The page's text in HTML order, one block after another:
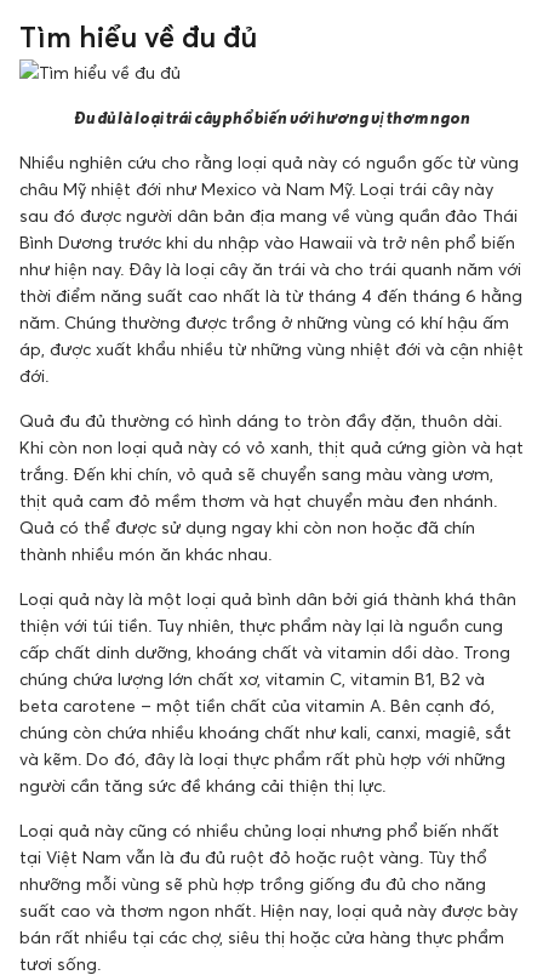
Tìm hiểu về đu đủ
Đu đủ là loại trái cây phổ biến với hương vị thơm ngon
Nhiều nghiên cứu cho rằng loại quả này có nguồn gốc từ vùng
châu Mỹ nhiệt đới như Mexico và Nam Mỹ. Loại trái cây này
sau đó được người dân bản địa mang về vùng quần đảo Thái
Bình Dương trước khi du nhập vào Hawaii và trở nên phổ biến
như hiện nay. Đây là loại cây ăn trái và cho trái quanh năm với
thời điểm năng suất cao nhất là từ tháng 4 đến tháng 6 hằng
năm. Chúng thường được trồng ở những vùng có khí hậu ấm
áp, được xuất khẩu nhiều từ những vùng nhiệt đới và cận nhiệt
đới.
Quả đu đủ thường có hình dáng to tròn đầy đặn, thuôn dài.
Khi còn non loại quả này có vỏ xanh, thịt quả cứng giòn và hạt
trắng. Đến khi chín, vỏ quả sẽ chuyển sang màu vàng ươm,
thịt quả cam đỏ mềm thơm và hạt chuyển màu đen nhánh.
Quả có thể được sử dụng ngay khi còn non hoặc đã chín
thành nhiều món ăn khác nhau.
Loại quả này là một loại quả bình dân bởi giá thành khá thân
thiện với túi tiền. Tuy nhiên, thực phẩm này lại là nguồn cung
cấp chất dinh dưỡng, khoáng chất và vitamin dồi dào. Trong
chúng chứa lượng lớn chất xơ, vitamin C, vitamin B1, B2 và
beta carotene – một tiền chất của vitamin A. Bên cạnh đó,
chúng còn chứa nhiều khoáng chất như kali, canxi, magiê, sắt
và kẽm. Do đó, đây là loại thực phẩm rất phù hợp với những
người cần tăng sức đề kháng cải thiện thị lực.
Loại quả này cũng có nhiều chủng loại nhưng phổ biến nhất
tại Việt Nam vẫn là đu đủ ruột đỏ hoặc ruột vàng. Tùy thổ
nhưỡng mỗi vùng sẽ phù hợp trồng giống đu đủ cho năng
suất cao và thơm ngon nhất. Hiện nay, loại quả này được bày
bán rất nhiều tại các chợ, siêu thị hoặc cửa hàng thực phẩm
tươi sống.